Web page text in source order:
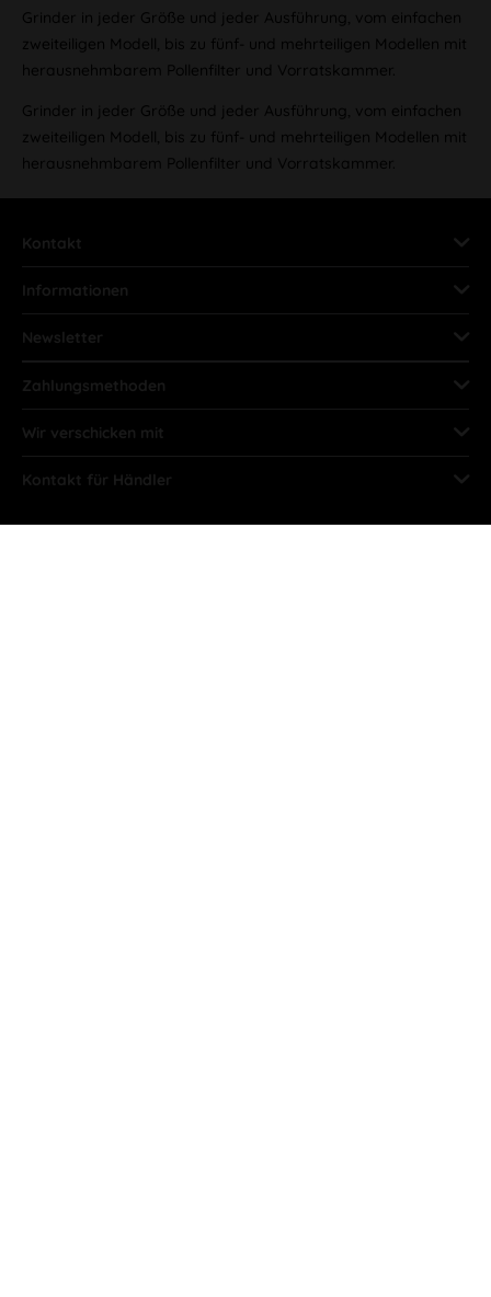
Grinder in jeder Größe und jeder Ausführung, vom einfachen
zweiteiligen Modell, bis zu fünf- und mehrteiligen Modellen mit
herausnehmbarem Pollenfilter und Vorratskammer.
Grinder in jeder Größe und jeder Ausführung, vom einfachen
zweiteiligen Modell, bis zu fünf- und mehrteiligen Modellen mit
herausnehmbarem Pollenfilter und Vorratskammer.
Kontakt
Informationen
Newsletter
Zahlungsmethoden
Wir verschicken mit
Kontakt für Händler